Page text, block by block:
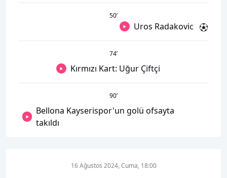
50’
Uros Radakovic
74’
Kırmızı Kart: Uğur Çiftçi
90’
Bellona Kayserispor'un golü ofsayta
takıldı
16 Ağustos 2024, Cuma, 18:00